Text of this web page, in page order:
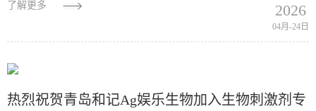
了解更多 2026
04月-24日
热烈祝贺青岛和记Ag娱乐生物加入生物刺激剂专